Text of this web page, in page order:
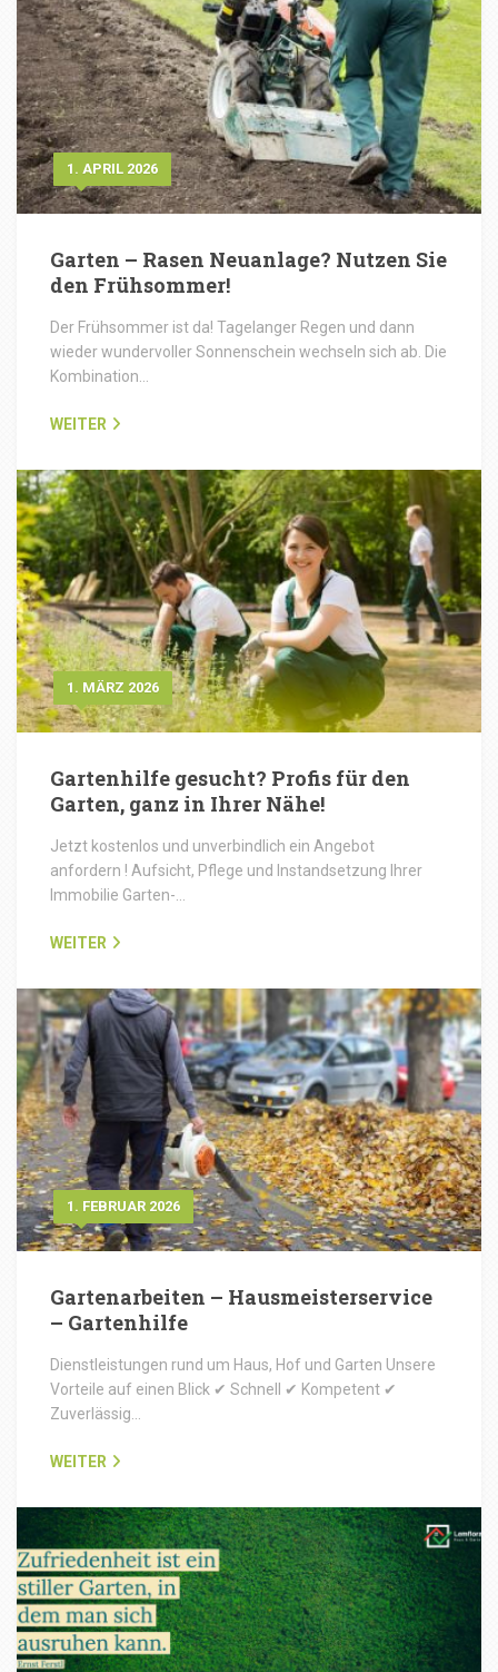
1. APRIL 2026
Garten – Rasen Neuanlage? Nutzen Sie
den Frühsommer!
Der Frühsommer ist da! Tagelanger Regen und dann
wieder wundervoller Sonnenschein wechseln sich ab. Die
Kombination…
WEITER
1. MÄRZ 2026
Gartenhilfe gesucht? Profis für den
Garten, ganz in Ihrer Nähe!
Jetzt kostenlos und unverbindlich ein Angebot
anfordern ! Aufsicht, Pflege und Instandsetzung Ihrer
Immobilie Garten-…
WEITER
1. FEBRUAR 2026
Gartenarbeiten – Hausmeisterservice
– Gartenhilfe
Dienstleistungen rund um Haus, Hof und Garten Unsere
Vorteile auf einen Blick ✔ Schnell ✔ Kompetent ✔
Zuverlässig…
WEITER